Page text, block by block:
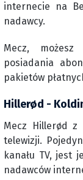
internecie na
nadawcy.
Mecz,
posiadania
pakietów
Hillerød -
Mecz Hillerød z
telewizji.
kanału TV, jest
nadawców